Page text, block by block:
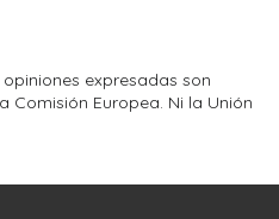
expresadas son
Europea. Ni la Unión